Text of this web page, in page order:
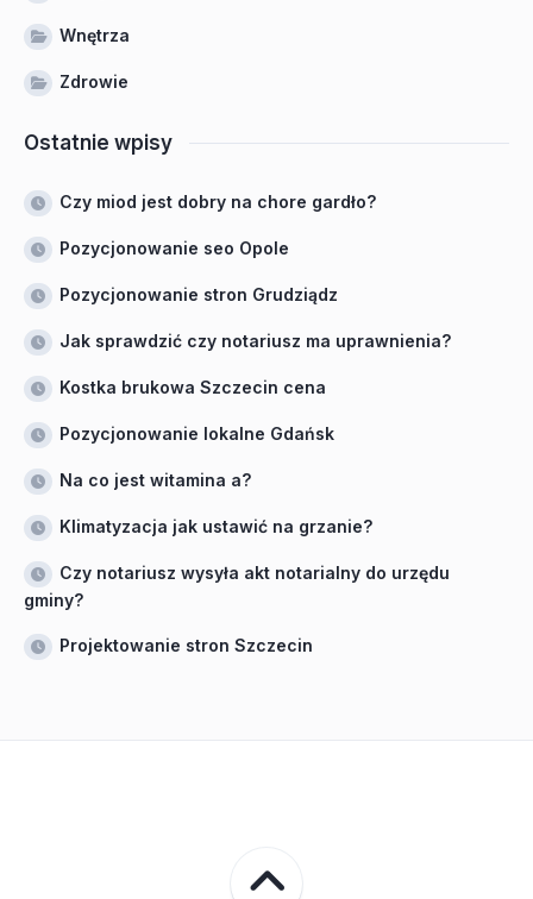
Wnętrza
Zdrowie
Ostatnie wpisy
Czy miod jest dobry na chore gardło?
Pozycjonowanie seo Opole
Pozycjonowanie stron Grudziądz
Jak sprawdzić czy notariusz ma uprawnienia?
Kostka brukowa Szczecin cena
Pozycjonowanie lokalne Gdańsk
Na co jest witamina a?
Klimatyzacja jak ustawić na grzanie?
Czy notariusz wysyła akt notarialny do urzędu
gminy?
Projektowanie stron Szczecin